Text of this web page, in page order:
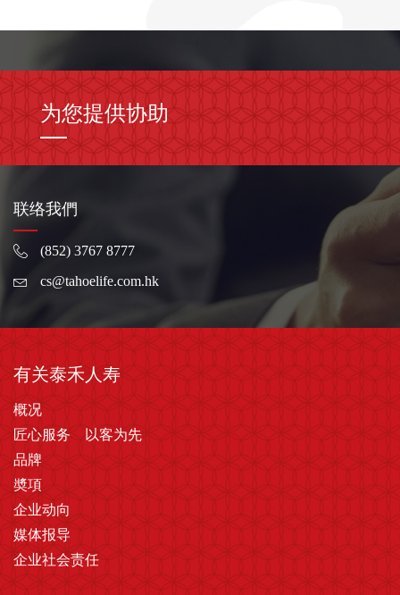
为您提供协助
联络我們
(852) 3767 8777
cs@tahoelife.com.hk
有关泰禾人寿
概况
匠心服务 以客为先
品牌
奬項
企业动向
媒体报导
企业社会责任